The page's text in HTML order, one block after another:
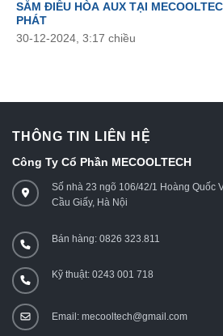
SẮM ĐIỀU HÒA AUX TẠI
PHÁT
30-12-2024, 3:17 chiều
THÔNG TIN LIÊN HỆ
Công Ty Cổ Phần MECOOLTECH
Số nhà 23 ngõ 106/42/1 Hoàng Quốc
Cầu Giấy, Hà Nội
Bán hàng: 0826 323.811
Kỹ thuật: 0243 001 718
Email: mecooltech@gmail.com